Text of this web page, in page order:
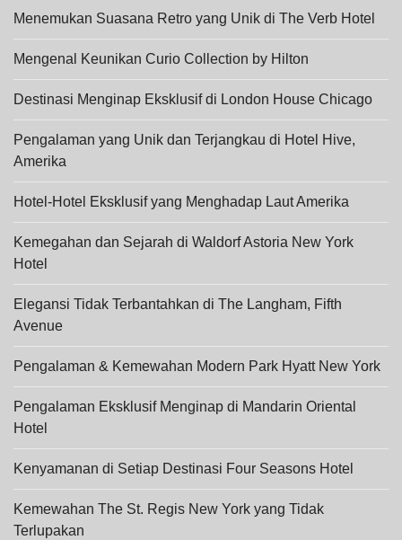
Menemukan Suasana Retro yang Unik di The Verb Hotel
Mengenal Keunikan Curio Collection by Hilton
Destinasi Menginap Eksklusif di London House Chicago
Pengalaman yang Unik dan Terjangkau di Hotel Hive,
Amerika
Hotel-Hotel Eksklusif yang Menghadap Laut Amerika
Kemegahan dan Sejarah di Waldorf Astoria New York
Hotel
Elegansi Tidak Terbantahkan di The Langham, Fifth
Avenue
Pengalaman & Kemewahan Modern Park Hyatt New York
Pengalaman Eksklusif Menginap di Mandarin Oriental
Hotel
Kenyamanan di Setiap Destinasi Four Seasons Hotel
Kemewahan The St. Regis New York yang Tidak
Terlupakan